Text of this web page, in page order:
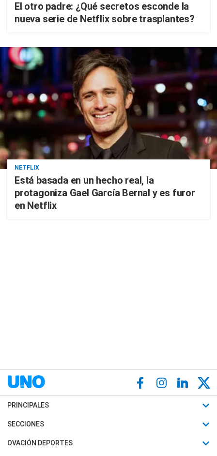
El otro padre: ¿Qué secretos esconde la
nueva serie de Netflix sobre trasplantes?
NETFLIX
Está basada en un hecho real, la
protagoniza Gael García Bernal y es furor
en Netflix
PRINCIPALES
Últimas Noticias
Política
SECCIONES
Horóscopo
OVACIÓN DEPORTES